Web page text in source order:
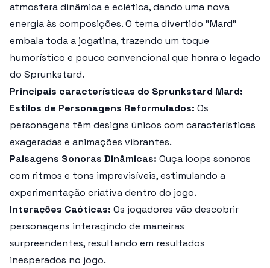
atmosfera dinâmica e eclética, dando uma nova
energia às composições. O tema divertido "Mard"
embala toda a jogatina, trazendo um toque
humorístico e pouco convencional que honra o legado
do Sprunkstard.
Principais características do Sprunkstard Mard:
Estilos de Personagens Reformulados: Os
personagens têm designs únicos com características
exageradas e animações vibrantes.
Paisagens Sonoras Dinâmicas: Ouça loops sonoros
com ritmos e tons imprevisíveis, estimulando a
experimentação criativa dentro do jogo.
Interações Caóticas: Os jogadores vão descobrir
personagens interagindo de maneiras
surpreendentes, resultando em resultados
inesperados no jogo.